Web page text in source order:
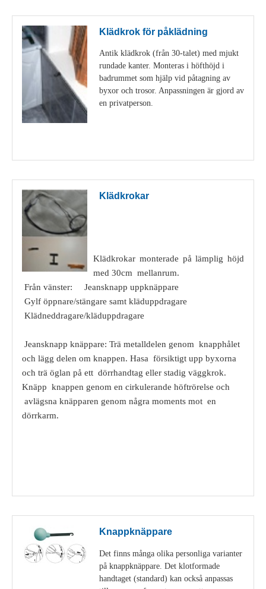
Klädkrok för påklädning
Antik klädkrok (från 30-talet) med mjukt
rundade kanter. Monteras i höfthöjd i
badrummet som hjälp vid påtagning av
byxor och trosor. Anpassningen är gjord av
en privatperson.
Klädkrokar
Klädkrokar monterade på lämplig höjd
med 30cm mellanrum.
Från vänster: Jeansknapp uppknäppare
Gylf öppnare/stängare samt kläduppdragare
Klädneddragare/kläduppdragare
Jeansknapp knäppare: Trä metalldelen genom knapphålet
och lägg delen om knappen. Hasa försiktigt upp byxorna
och trä öglan på ett dörrhandtag eller stadig väggkrok.
Knäpp knappen genom en cirkulerande höftrörelse och
avlägsna knäpparen genom några moments mot en
dörrkarm.
Knappknäppare
Det finns många olika personliga varianter
på knappknäppare. Det klotformade
handtaget (standard) kan också anpassas